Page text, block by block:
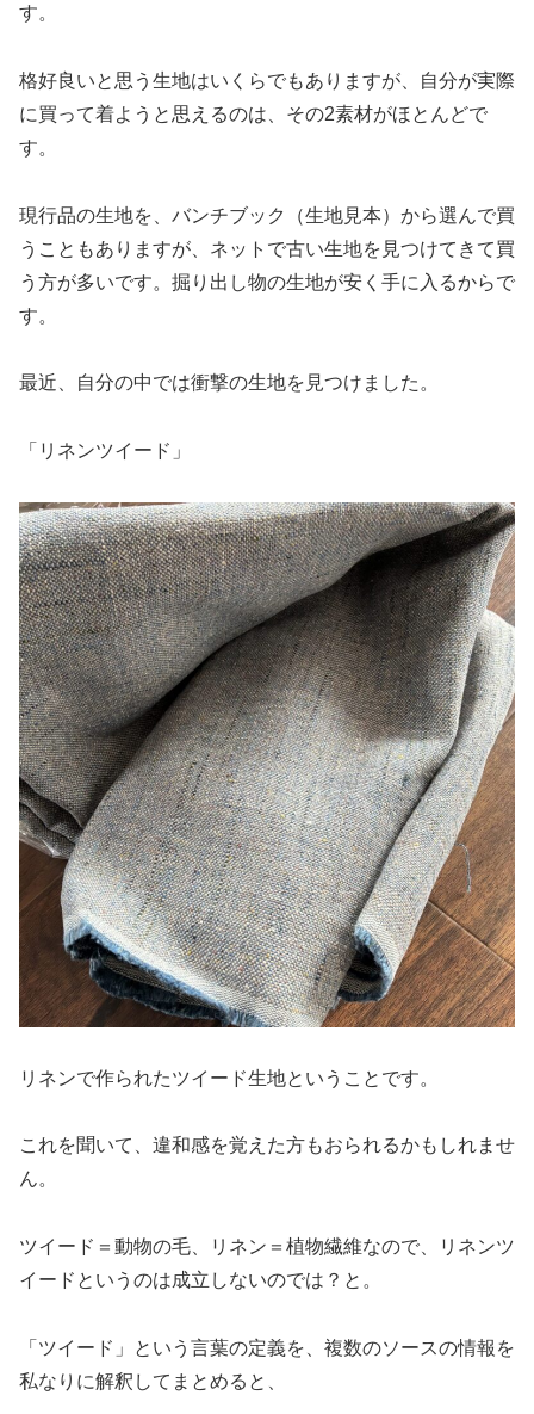
す。
格好良いと思う生地はいくらでもありますが、自分が実際
に買って着ようと思えるのは、その2素材がほとんどで
す。
現行品の生地を、バンチブック（生地見本）から選んで買
うこともありますが、ネットで古い生地を見つけてきて買
う方が多いです。掘り出し物の生地が安く手に入るからで
す。
最近、自分の中では衝撃の生地を見つけました。
「リネンツイード」
リネンで作られたツイード生地ということです。
これを聞いて、違和感を覚えた方もおられるかもしれませ
ん。
ツイード＝動物の毛、リネン＝植物繊維なので、リネンツ
イードというのは成立しないのでは？と。
「ツイード」という言葉の定義を、複数のソースの情報を
私なりに解釈してまとめると、